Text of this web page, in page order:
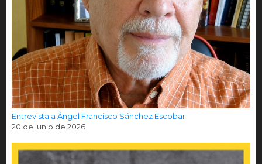
Entrevista a Ángel Francisco Sánchez Escobar
20 de junio de 2026